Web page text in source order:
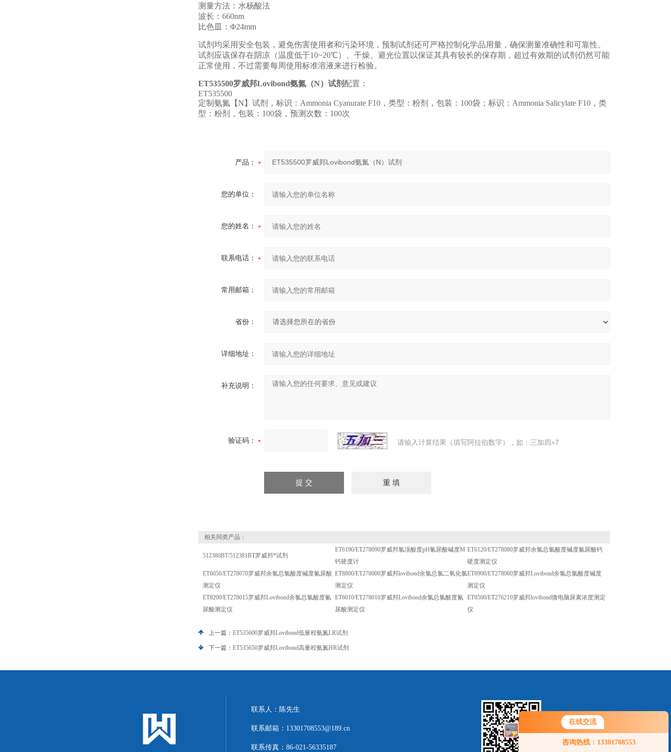
在线交流
咨询热线：13301708553
您好！欢迎前来咨询，很高兴为您
服务，请问您要咨询什么问题呢？
测量方法：水杨酸法
波长：660nm
比色皿：Φ24mm
试剂均采用安全包装，避免伤害使用者和污染环境，预制试剂还可严格控制化学品用量，确保测量准确性和可靠性。
试剂应该保存在阴凉（温度低于10~20℃）、干燥、避光位置以保证其具有较长的保存期，超过有效期的试剂仍然可能
正常使用，不过需要每周使用标准溶液来进行检验。
ET535500罗威邦Lovibond氨氮（N）试剂 配置：
ET535500
定制氨氮【N】试剂，标识：Ammonia Cyanurate F10，类型：粉剂，包装：100袋；标识：Ammonia Salicylate F10，类
型：粉剂，包装：100袋，预测次数：100次
产品：
您的单位：
您的姓名：
联系电话：
常用邮箱：
省份：
详细地址：
补充说明：
验证码： 请输入计算结果（填写阿拉伯数字），如：三加四=7
相关同类产品：
512380BT/512381BT罗威邦*试剂
ET6190/ET278090罗威邦氯溴酸度pH氰尿酸碱度M
钙硬度计
ET6120/ET278080罗威邦余氯总氯酸度碱度氰尿酸钙
硬度测定仪
ET6050/ET278070罗威邦余氯总氯酸度碱度氰尿酸
测定仪
ET8800/ET278000罗威邦lovibond余氯总氯二氧化氯
测定仪
ET8900/ET278060罗威邦Lovibond余氯总氯酸度碱度
测定仪
ET8200/ET278015罗威邦Lovibond余氯总氯酸度氰
尿酸测定仪
ET6010/ET278010罗威邦Lovibond余氯总氯酸度氰
尿酸测定仪
ET8500/ET276210罗威邦lovibond微电脑尿素浓度测定
仪
上一篇： ET535600罗威邦Lovibond低量程氨氮LR试剂
下一篇： ET535650罗威邦Lovibond高量程氨氮HR试剂
联系人：陈先生
联系邮箱：13301708553@189.cn
联系传真：86-021-56335187